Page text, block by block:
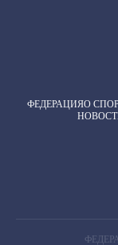
ФЕДЕРАЦИЯО